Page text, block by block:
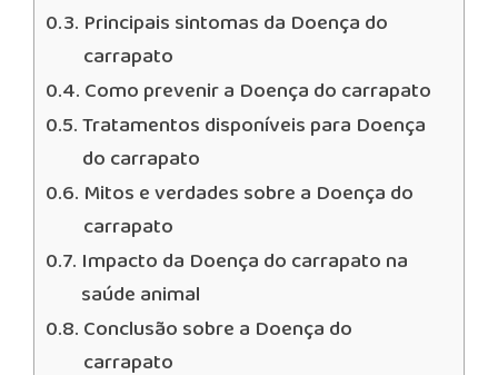
Principais sintomas da Doença do
carrapato
Como prevenir a Doença do carrapato
Tratamentos disponíveis para Doença
do carrapato
Mitos e verdades sobre a Doença do
carrapato
Impacto da Doença do carrapato na
saúde animal
Conclusão sobre a Doença do
carrapato